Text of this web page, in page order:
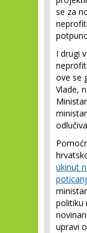
se za
I drugi
ove se
Vlade,
ukinut
politiku
upravi